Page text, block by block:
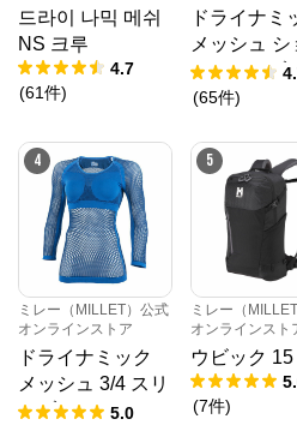
드라이 나믹 메쉬
NS 크루
4.7
(61件)
ドライナミ
メッシュ シ
トスリーブ
(65件)
4
ミレー（MILLET）公式
オンラインストア
ドライナミック
メッシュ 3/4 スリ
ーブ
5.0
5
ミレー（
オンラインスト
ウビック 15
(7件)